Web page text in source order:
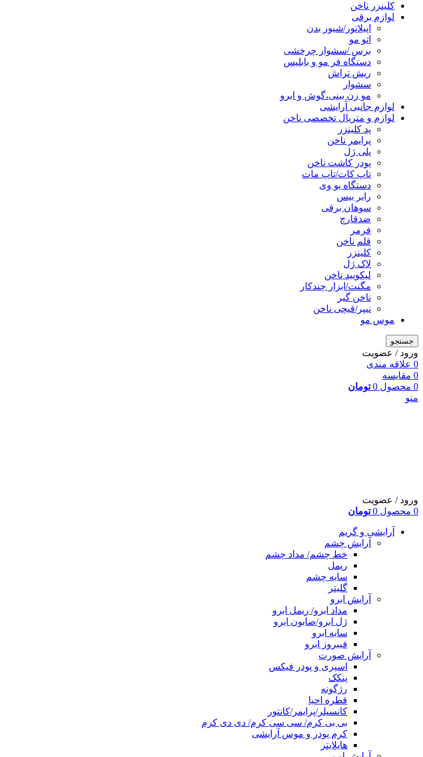
کلینزر ناخن
لوازم برقی
اپیلاتور/شیور بدن
اتو مو
برس /سشوار چرخشی
دستگاه فر مو و بابلیس
ریش تراش
سشوار
مو زن بینی،گوش و ابرو
لوازم جانبی آرایشی
لوازم و متریال تخصصی ناخن
پد کلینزر
پرایمر ناخن
پلی ژل
پودر کاشت ناخن
تاپ کات/تاپ مات
دستگاه یو وی
رابر بیس
سوهان برقی
ضدقارچ
فرمر
قلم ناخن
کلینزر
لاک ژل
لیکوييد ناخن
مگنت/ابزار چندکار
ناخن گیر
نیپر/قیچی ناخن
موس مو
جستجو
ورود / عضویت
0 علاقه مندی
0 مقایسه
0 محصول 0 تومان
منو
ورود / عضویت
0 محصول 0 تومان
آرایشی و گریم
آرایش چشم
خط چشم/ مداد چشم
ریمل
سایه چشم
گلیتر
آرایش ابرو
مداد ابرو/ ریمل ابرو
ژل ابرو/صابون ابرو
سایه ابرو
فیبروز ابرو
آرایش صورت
اسپری و پودر فیکس
پنکک
رژگونه
قطره احیا
کانسیلر/پرایمر/کانتور
بی بی کرم/ سی سی کرم/ دی دی کرم
کرم پودر و موس آرایشی
هایلایتر